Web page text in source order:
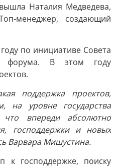
Наталия Медведева,
менеджер, создающий
по инициативе Совета
форума. В этом году
поддержка проектов,
на уровне государства
впереди абсолютно
господдержки и новых
Варвара Мишустина.
к господдержке, поиску